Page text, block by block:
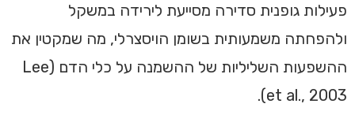
פעילות גופנית סדירה מסייעת לירידה במשקל
ולהפחתה משמעותית בשומן הויסצרלי, מה שמקטין את
ההשפעות השליליות של ההשמנה על כלי הדם (Lee
et al., 2003).